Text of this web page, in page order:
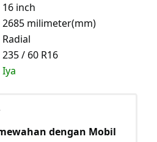
16 inch
2685 milimeter(mm)
Radial
235 / 60 R16
Iya
dengan Mobil